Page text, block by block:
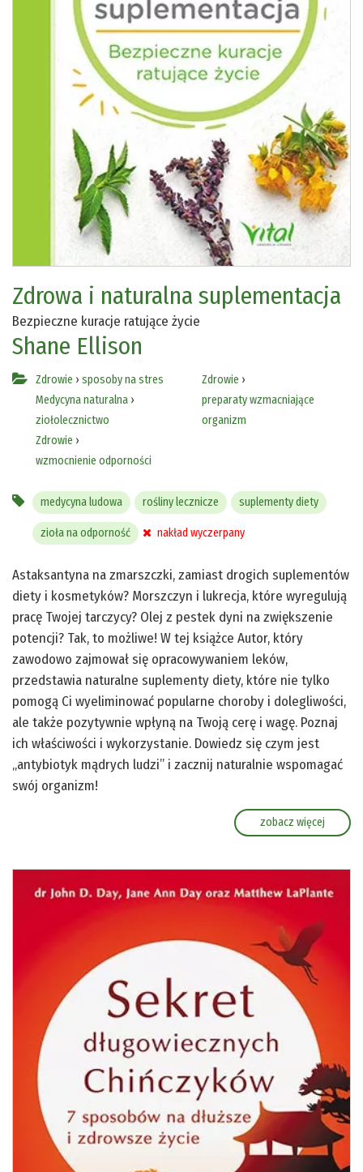
Zdrowa i naturalna suplementacja
Bezpieczne kuracje ratujące życie
Shane Ellison
Zdrowie › sposoby na stres
Medycyna naturalna ›
ziołolecznictwo
Zdrowie ›
wzmocnienie odporności
Zdrowie ›
preparaty wzmacniające
organizm
medycyna ludowa rośliny lecznicze suplementy diety
zioła na odporność nakład wyczerpany
Astaksantyna na zmarszczki, zamiast drogich suplementów
diety i kosmetyków? Morszczyn i lukrecja, które wyregulują
pracę Twojej tarczycy? Olej z pestek dyni na zwiększenie
potencji? Tak, to możliwe! W tej książce Autor, który
zawodowo zajmował się opracowywaniem leków,
przedstawia naturalne suplementy diety, które nie tylko
pomogą Ci wyeliminować popularne choroby i dolegliwości,
ale także pozytywnie wpłyną na Twoją cerę i wagę. Poznaj
ich właściwości i wykorzystanie. Dowiedz się czym jest
„antybiotyk mądrych ludzi” i zacznij naturalnie wspomagać
swój organizm!
zobacz więcej